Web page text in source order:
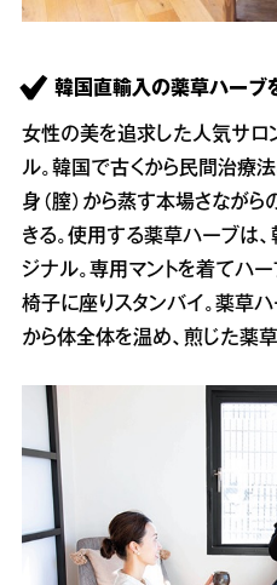
韓国直輸入の薬草ハーブ
女性の美を追求した人気サロ
ル。韓国で古くから民間治療
身（膣）から蒸す本場さながら
きる。使用する薬草ハーブは
ジナル。専用マントを着てハ
椅子に座りスタンバイ。薬草
から体全体を温め、煎じた薬